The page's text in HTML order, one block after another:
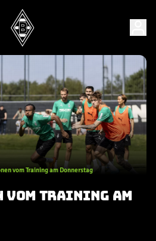
vom Training am Donnerstag
VOM TRAINING AM